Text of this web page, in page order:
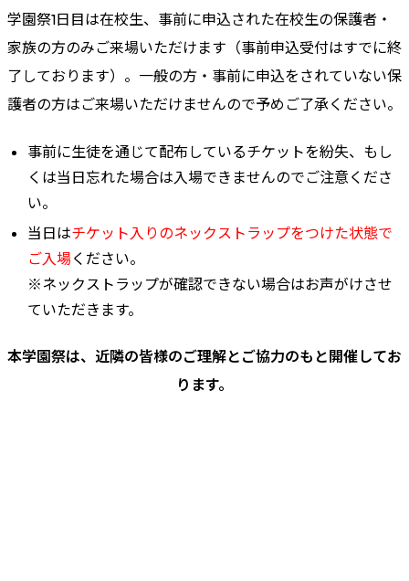
学園祭1日目は在校生、事前に申込された在校生の保護者・
家族の方のみご来場いただけます（事前申込受付はすでに終
了しております）。一般の方・事前に申込をされていない保
護者の方はご来場いただけませんので予めご了承ください。
事前に生徒を通じて配布しているチケットを紛失、もし
くは当日忘れた場合は入場できませんのでご注意くださ
い。
当日はチケット入りのネックストラップをつけた状態で
ご入場 ください。
※ネックストラップが確認できない場合はお声がけさせ
ていただきます。
本学園祭は、近隣の皆様のご理解とご協力のもと開催してお
ります。